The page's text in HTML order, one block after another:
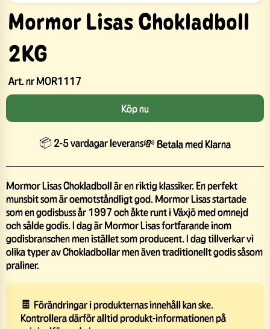
Mormor Lisas Chokladboll
2KG
Art. nrMOR1117
Köp nu
📦 2-5 vardagar leverans💸 Betala med Klarna
Mormor Lisas Chokladboll är en riktig klassiker. En perfekt
munsbit som är oemotståndligt god. Mormor Lisas startade
som en godisbuss år 1997 och åkte runt i Växjö med omnejd
och sålde godis. I dag är Mormor Lisas fortfarande inom
godisbranschen men istället som producent. I dag tillverkar vi
olika typer av Chokladbollar men även traditionellt godis såsom
praliner.
🍫 Förändringar i produkternas innehåll kan ske.
Kontrollera därför alltid produkt-informationen på